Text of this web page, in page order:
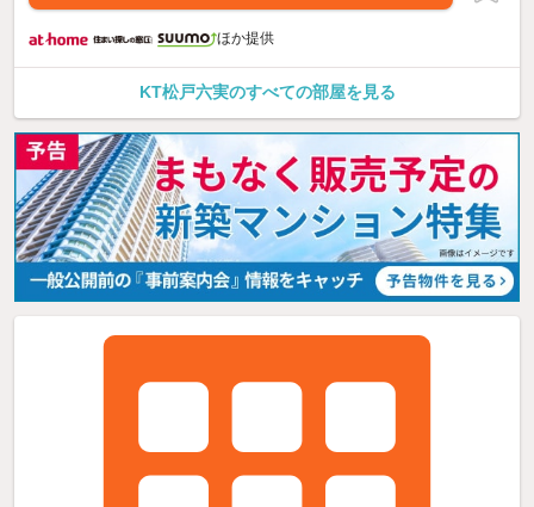
ほか提供
KT松戸六実のすべての部屋を見る